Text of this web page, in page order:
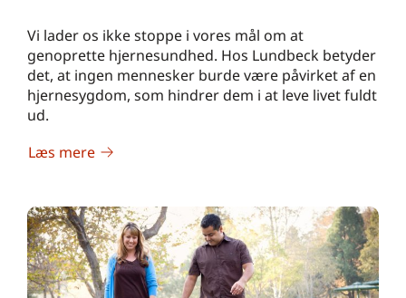
Vi lader os ikke stoppe i vores mål om at
genoprette hjernesundhed. Hos Lundbeck betyder
det, at ingen mennesker burde være påvirket af en
hjernesygdom, som hindrer dem i at leve livet fuldt
ud.
Læs mere